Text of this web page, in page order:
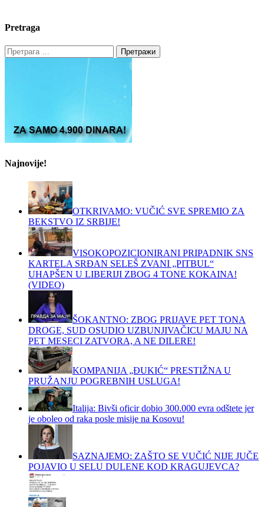
Pretraga
Претрага
за:
Najnovije!
OTKRIVAMO: VUČIĆ SVE SPREMIO ZA
BEKSTVO IZ SRBIJE!
VISOKOPOZICIONIRANI PRIPADNIK SNS
KARTELA SRĐAN SELEŠ ZVANI „PITBUL“
UHAPŠEN U LIBERIJI ZBOG 4 TONE KOKAINA!
(VIDEO)
ŠOKANTNO: ZBOG PRIJAVE PET TONA
DROGE, SUD OSUDIO UZBUNJIVAČICU MAJU NA
PET MESECI ZATVORA, A NE DILERE!
KOMPANIJA „ĐUKIĆ“ PRESTIŽNA U
PRUŽANJU POGREBNIH USLUGA!
Italija: Bivši oficir dobio 300.000 evra odštete jer
je oboleo od raka posle misije na Kosovu!
SAZNAJEMO: ZAŠTO SE VUČIĆ NIJE JUČE
POJAVIO U SELU DULENE KOD KRAGUJEVCA?